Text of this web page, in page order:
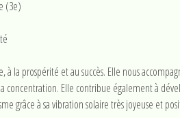
(3e)
à la prospérité et au succès. Elle nous
Elle contribue également à
grâce à sa vibration solaire très joyeuse et